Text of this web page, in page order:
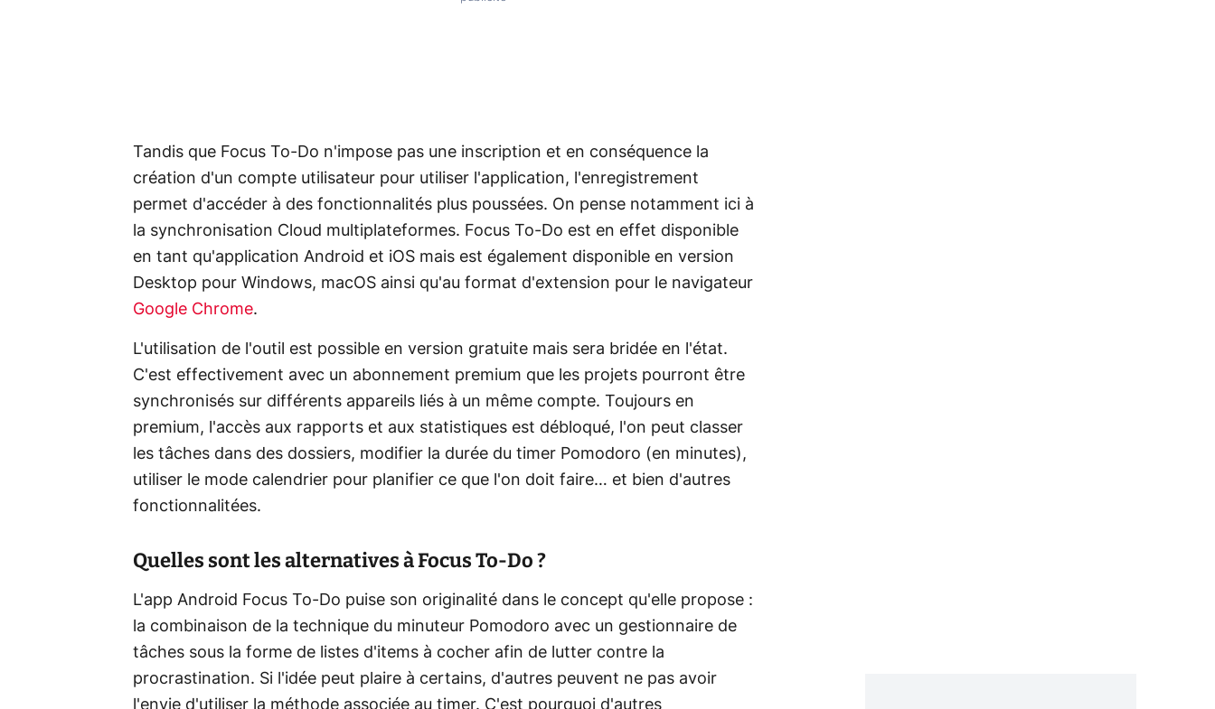
Tandis que Focus To-Do n'impose pas une inscription et en conséquence la
création d'un compte utilisateur pour utiliser l'application, l'enregistrement
permet d'accéder à des fonctionnalités plus poussées. On pense notamment ici à
la synchronisation Cloud multiplateformes. Focus To-Do est en effet disponible
en tant qu'application Android et iOS mais est également disponible en version
Desktop pour Windows, macOS ainsi qu'au format d'extension pour le navigateur
Google Chrome.
L'utilisation de l'outil est possible en version gratuite mais sera bridée en l'état.
C'est effectivement avec un abonnement premium que les projets pourront être
synchronisés sur différents appareils liés à un même compte. Toujours en
premium, l'accès aux rapports et aux statistiques est débloqué, l'on peut classer
les tâches dans des dossiers, modifier la durée du timer Pomodoro (en minutes),
utiliser le mode calendrier pour planifier ce que l'on doit faire… et bien d'autres
fonctionnalitées.
Quelles sont les alternatives à Focus To-Do ?
L'app Android Focus To-Do puise son originalité dans le concept qu'elle propose :
la combinaison de la technique du minuteur Pomodoro avec un gestionnaire de
tâches sous la forme de listes d'items à cocher afin de lutter contre la
procrastination. Si l'idée peut plaire à certains, d'autres peuvent ne pas avoir
l'envie d'utiliser la méthode associée au timer. C'est pourquoi d'autres